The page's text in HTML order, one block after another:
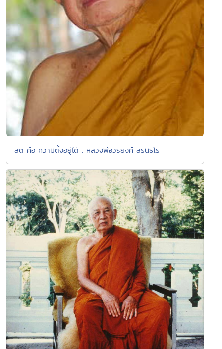
สติ คือ ความตั้งอยู่ได้ : หลวงพ่อวิริยังค์ สิรินธโร